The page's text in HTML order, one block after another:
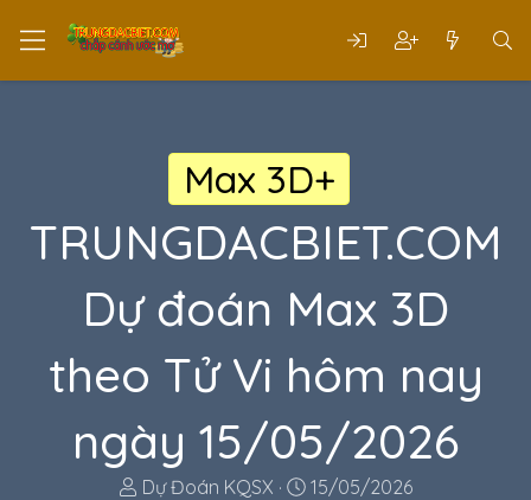
Max 3D+
TRUNGDACBIET.COM
Dự đoán Max 3D
theo Tử Vi hôm nay
ngày 15/05/2026
T
Dự Đoán KQSX
N
15/05/2026